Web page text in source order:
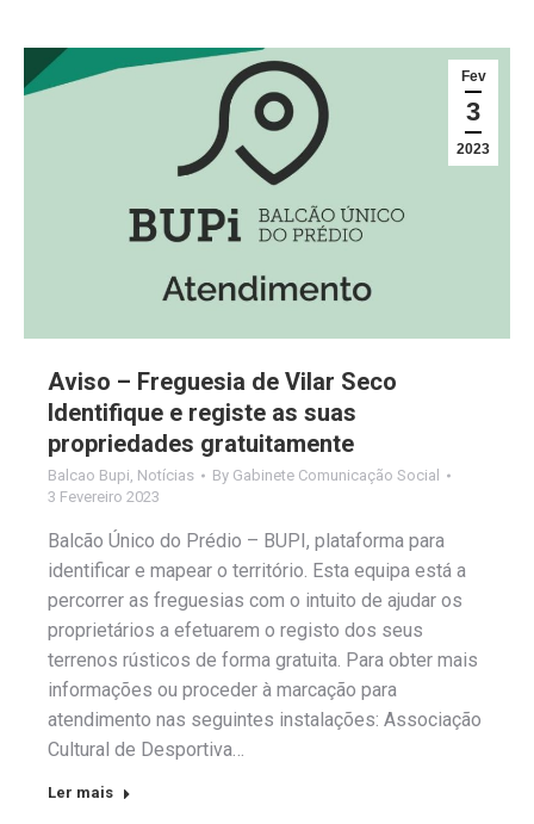
Fev
3
2023
Aviso – Freguesia de Vilar Seco
Identifique e registe as suas
propriedades gratuitamente
Balcao Bupi, Notícias By Gabinete Comunicação Social
3 Fevereiro 2023
Balcão Único do Prédio – BUPI, plataforma para
identificar e mapear o território. Esta equipa está a
percorrer as freguesias com o intuito de ajudar os
proprietários a efetuarem o registo dos seus
terrenos rústicos de forma gratuita. Para obter mais
informações ou proceder à marcação para
atendimento nas seguintes instalações: Associação
Cultural de Desportiva…
Ler mais